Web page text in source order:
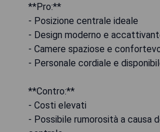
**Pro:**
- Posizione centrale ideale
- Design moderno e
- Camere spaziose e
- Personale cordiale e
**Contro:**
- Costi elevati
- Possibile rumorosità a causa